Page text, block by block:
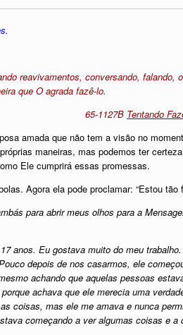
reavivamentos, conversando, falando,
que O agrada fazê-lo.
65-1127B Tentando
amada que não tem a visão no
maneiras, mas podemos ter
Ele cumprirá essas promessas.
Agora ela pode proclamar: “Estou
para abrir meus olhos para a
anos. Eu gostava muito do meu
depois de nos casarmos, ele
achando que aquelas pessoas
achava que ele merecia uma
coisas, mas ele me amava e nunca
começando a ver algumas coisas e a